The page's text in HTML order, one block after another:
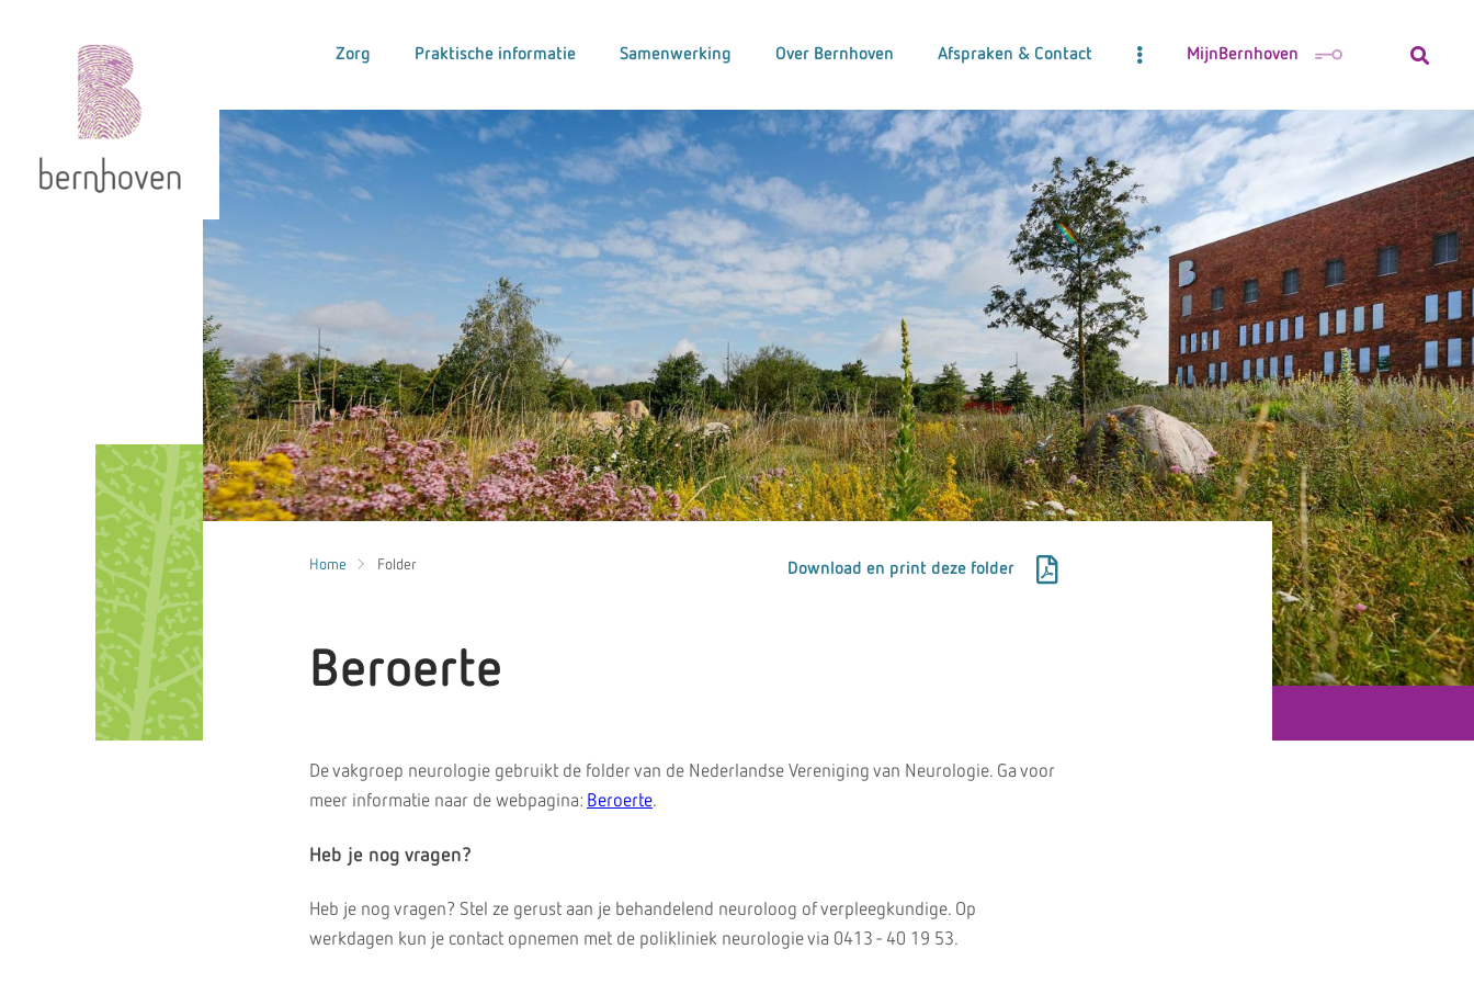
Zorg Praktische informatie Samenwerking Over Bernhoven Afspraken & Contact MijnBernhoven
Home Folder Download en print deze folder
Beroerte
De vakgroep neurologie gebruikt de folder van de Nederlandse Vereniging van Neurologie. Ga voor
meer informatie naar de webpagina: Beroerte.
Heb je nog vragen?
Heb je nog vragen? Stel ze gerust aan je behandelend neuroloog of verpleegkundige. Op
werkdagen kun je contact opnemen met de polikliniek neurologie via 0413 - 40 19 53.